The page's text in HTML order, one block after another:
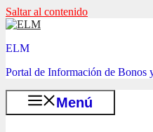
Saltar al contenido
ELM
Portal de Información de Bonos
Menú